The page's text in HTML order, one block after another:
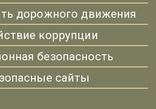
дорожного движения
коррупции
безопасность
сайты